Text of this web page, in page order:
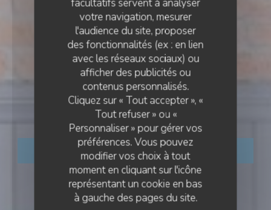
facultatifs servent à analyser
votre navigation, mesurer
l'audience du site, proposer
des fonctionnalités (ex : en lien
avec les réseaux sociaux) ou
afficher des publicités ou
contenus personnalisés.
Cliquez sur « Tout accepter », «
Tout refuser » ou «
Personnaliser » pour gérer vos
préférences. Vous pouvez
modifier vos choix à tout
moment en cliquant sur l'icône
représentant un cookie en bas
à gauche des pages du site.
RESTAURANT TRADITIONNEL
• PORNIC
Le LauMas
RÉSERVER
LE LAUMAS